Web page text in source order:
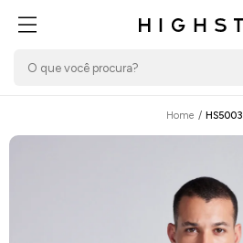
Home / HS5003